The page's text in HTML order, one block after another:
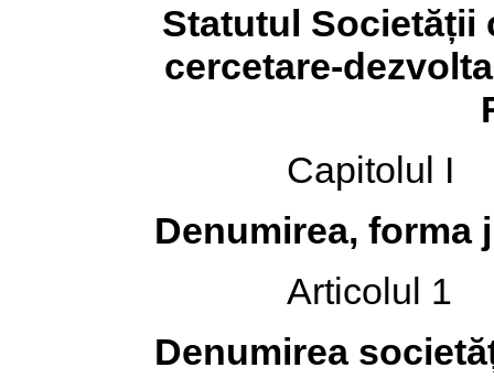
Statutul Societății
cercetare-
Capitolul I
Denumirea, forma
Articolul 1
Denumirea